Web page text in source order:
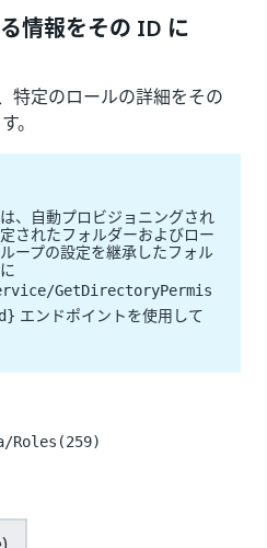
情報をその ID に
特定のロールの詳細をその
。
、自動プロビジョニングされ
されたフォルダーおよびロー
ープの設定を継承したフォル
GetDirectoryPermis
エンドポイントを使用して
Roles(259)